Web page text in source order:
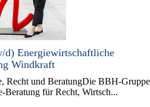
d) Energiewirtschaftliche
Windkraft
Recht und BeratungDie BBH-Gruppe
Beratung für Recht, Wirtsch...